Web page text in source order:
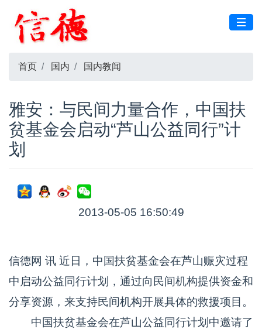
首页 国内 国内教闻
雅安：与民间力量合作，中国扶
贫基金会启动“芦山公益同行”计
划
2013-05-05 16:50:49
信德网 讯 近日，中国扶贫基金会在芦山赈灾过程
中启动公益同行计划，通过向民间机构提供资金和
分享资源，来支持民间机构开展具体的救援项目。
中国扶贫基金会在芦山公益同行计划中邀请了